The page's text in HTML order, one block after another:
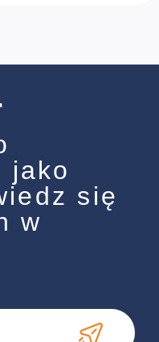
jako
się
w